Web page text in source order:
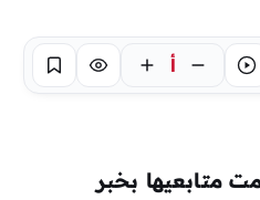
استماع أ تركيز حفظ
متابعيها بخبر